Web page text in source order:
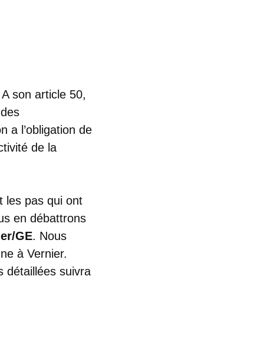
son article 50,
a l’obligation de
de la
les pas qui ont
en débattrons
GE. Nous
à Vernier.
détaillées suivra